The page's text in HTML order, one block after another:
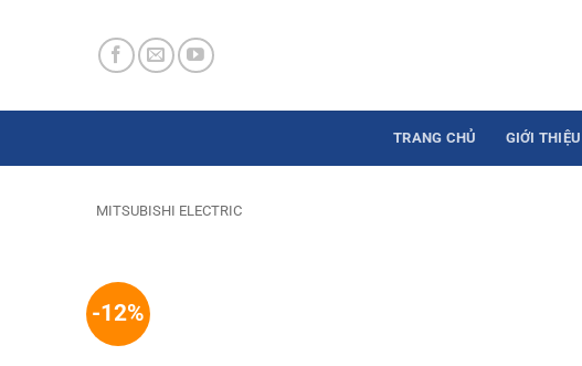
TRANG CHỦ GIỚI THIỆU
MITSUBISHI ELECTRIC
-12%